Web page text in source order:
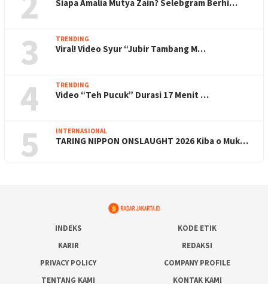
Siapa Amalia Mutya Zain? Selebgram Berhi…
3 TRENDING
Viral! Video Syur “Jubir Tambang M…
4 TRENDING
Video “Teh Pucuk” Durasi 17 Menit …
5 INTERNASIONAL
TARING NIPPON ONSLAUGHT 2026 Kiba o Muk…
INDEKS
KODE ETIK
KARIR
REDAKSI
PRIVACY POLICY
COMPANY PROFILE
TENTANG KAMI
KONTAK KAMI